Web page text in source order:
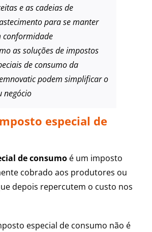
e as cadeias de
para se manter
conformidade
as soluções de impostos
de consumo da
podem simplificar o
negócio
especial de
de consumoé um imposto
cobrado aos produtores ou
depois repercutem o custo nos
especial de consumo não é